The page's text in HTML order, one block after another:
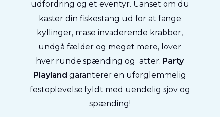
udfordring og et eventyr. Uanset om du
kaster din fiskestang ud for at fange
kyllinger, mase invaderende krabber,
undgå fælder og meget mere, lover
hver runde spænding og latter. Party
Playland garanterer en uforglemmelig
festoplevelse fyldt med uendelig sjov og
spænding!